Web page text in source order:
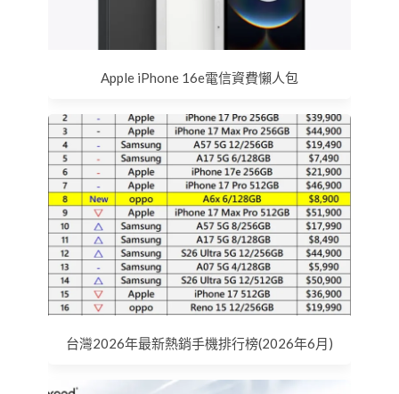
Apple iPhone 16e電信資費懶人包
台灣2026年最新熱銷手機排行榜(2026年6月)